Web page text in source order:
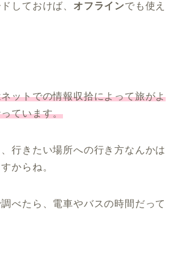
しておけば、 オフラインでも使え
ットでの情報収拾によって旅がよ
ています。
行きたい場所への行き方なんかは
からね。
べたら、電車やバスの時間だって